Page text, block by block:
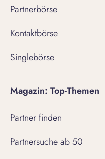
Partnerbörse
Kontaktbörse
Singlebörse
Magazin: Top-Themen
Partner finden
Partnersuche ab 50